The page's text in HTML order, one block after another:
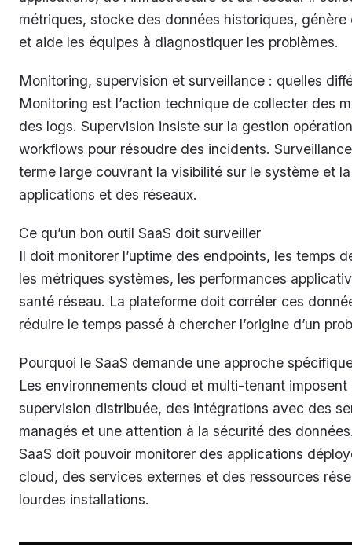
métriques, stocke des données historiques, génère
et aide les équipes à diagnostiquer les problèmes.
Monitoring, supervision et surveillance : quelles
Monitoring est l’action technique de collecter des
des logs. Supervision insiste sur la gestion
workflows pour résoudre des incidents.
terme large couvrant la visibilité sur le système et
applications et des réseaux.
Ce qu’un bon outil SaaS doit surveiller
Il doit monitorer l’uptime des endpoints, les temps
les métriques systèmes, les performances
santé réseau. La plateforme doit corréler ces
réduire le temps passé à chercher l’origine d’un
Pourquoi le SaaS demande une approche
Les environnements cloud et multi-tenant imposent
supervision distribuée, des intégrations avec des
managés et une attention à la sécurité des
SaaS doit pouvoir monitorer des applications
cloud, des services externes et des ressources
lourdes installations.